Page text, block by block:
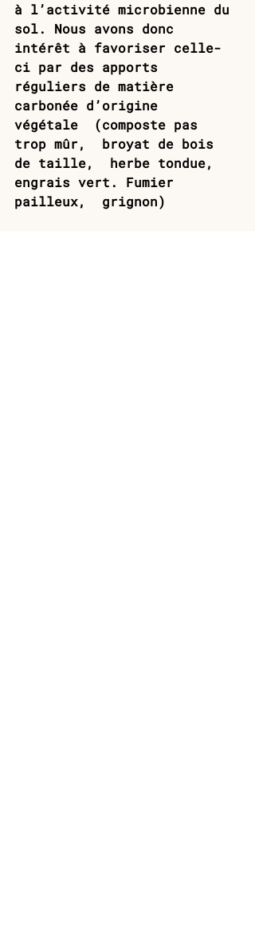
à l’activité microbienne du
sol. Nous avons donc
intérêt à favoriser celle-
ci par des apports
réguliers de matière
carbonée d’origine
végétale  (composte pas
trop mûr,  broyat de bois
de taille,  herbe tondue,
engrais vert. Fumier
pailleux,  grignon)